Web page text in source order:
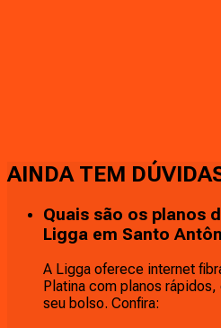
AINDA TEM
Quais são os planos
Ligga em Santo
A Ligga oferece internet
Platina com planos
seu bolso. Confira: